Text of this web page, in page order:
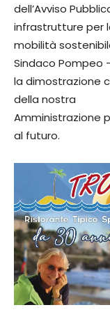
dell’Avviso
infrastrutture per
mobilità
Sindaco Pompeo
la dimostrazione
della nostra
Amministrazione
al futuro.